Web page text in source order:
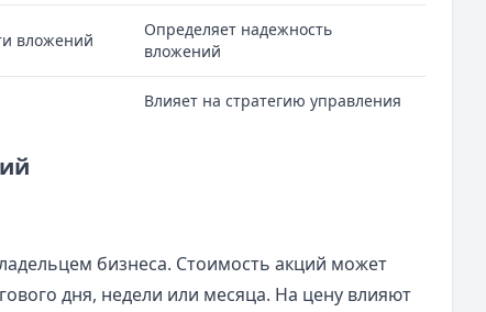
вложений
Определяет надежность
вложений
Влияет на стратегию управления
бизнеса. Стоимость акций может
дня, недели или месяца. На цену влияют